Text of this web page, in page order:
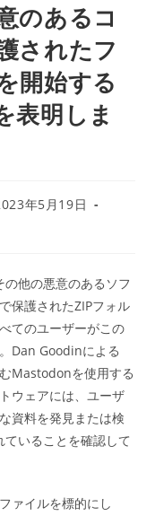
のあるコ
されたフ
開始する
表明しま
年5月19日
他の悪意のあるソフ
保護されたZIPフォル
てのユーザーがこの
Dan Goodinによる
Mastodonを使用する
ウェアには、ユーザ
資料を発見または検
いることを確認して
ァイルを標的にし